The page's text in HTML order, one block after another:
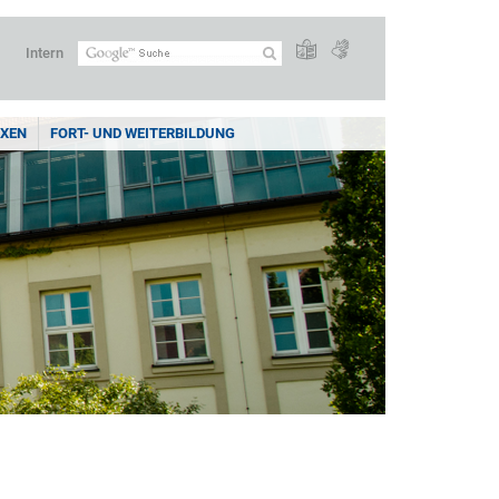
Intern
FORT- UND WEITERBILDUNG